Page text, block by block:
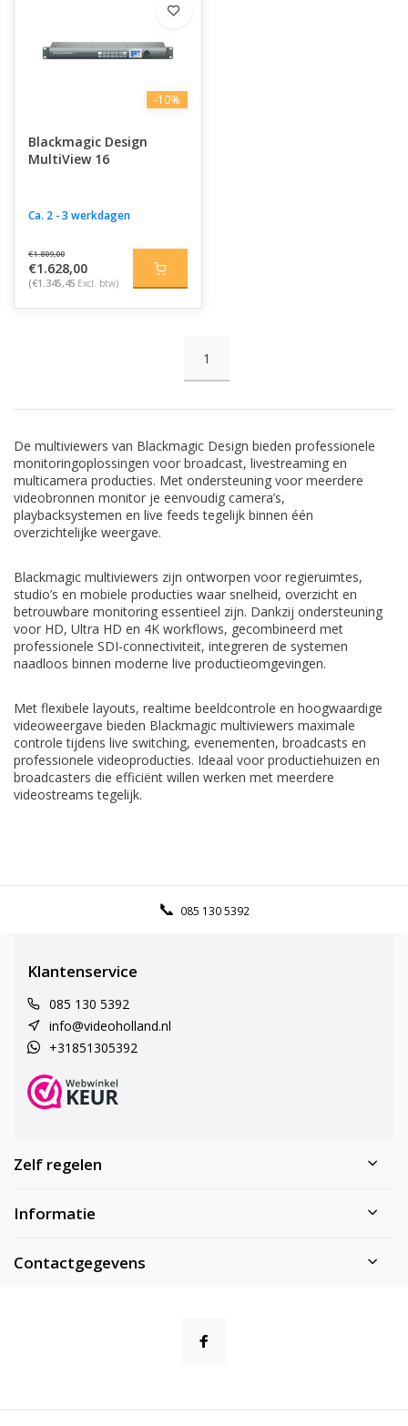
-10%
Blackmagic Design
MultiView 16
Ca. 2 - 3 werkdagen
€1.809,00
€1.628,00
(€1.345,45 Excl. btw)
1
De multiviewers van Blackmagic Design bieden professionele
monitoringoplossingen voor broadcast, livestreaming en
multicamera producties. Met ondersteuning voor meerdere
videobronnen monitor je eenvoudig camera’s,
playbacksystemen en live feeds tegelijk binnen één
overzichtelijke weergave.
Blackmagic multiviewers zijn ontworpen voor regieruimtes,
studio’s en mobiele producties waar snelheid, overzicht en
betrouwbare monitoring essentieel zijn. Dankzij ondersteuning
voor HD, Ultra HD en 4K workflows, gecombineerd met
professionele SDI-connectiviteit, integreren de systemen
naadloos binnen moderne live productieomgevingen.
Met flexibele layouts, realtime beeldcontrole en hoogwaardige
videoweergave bieden Blackmagic multiviewers maximale
controle tijdens live switching, evenementen, broadcasts en
professionele videoproducties. Ideaal voor productiehuizen en
broadcasters die efficiënt willen werken met meerdere
videostreams tegelijk.
085 130 5392
Klantenservice
085 130 5392
info@videoholland.nl
+31851305392
Zelf regelen
Informatie
Contactgegevens